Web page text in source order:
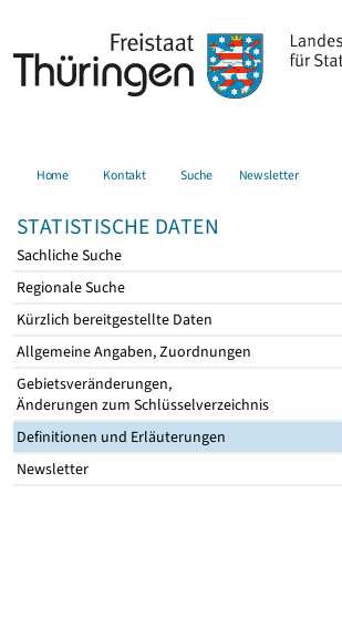
Home Kontakt Suche Newsletter
STATISTISCHE DATEN
Sachliche Suche
Regionale Suche
Kürzlich bereitgestellte Daten
Allgemeine Angaben, Zuordnungen
Gebietsveränderungen,
Änderungen zum Schlüsselverzeichnis
Definitionen und Erläuterungen
Newsletter